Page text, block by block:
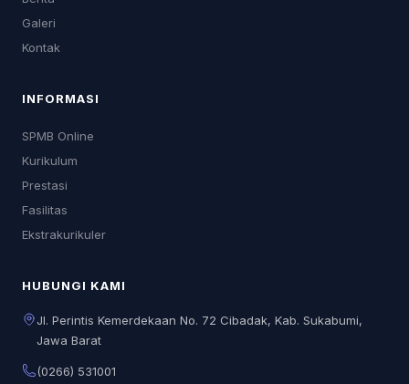
Galeri
Kontak
INFORMASI
SPMB Online
Kurikulum
Prestasi
Fasilitas
Ekstrakurikuler
HUBUNGI KAMI
Jl. Perintis Kemerdekaan No. 72 Cibadak, Kab. Sukabumi,
Jawa Barat
(0266) 531001